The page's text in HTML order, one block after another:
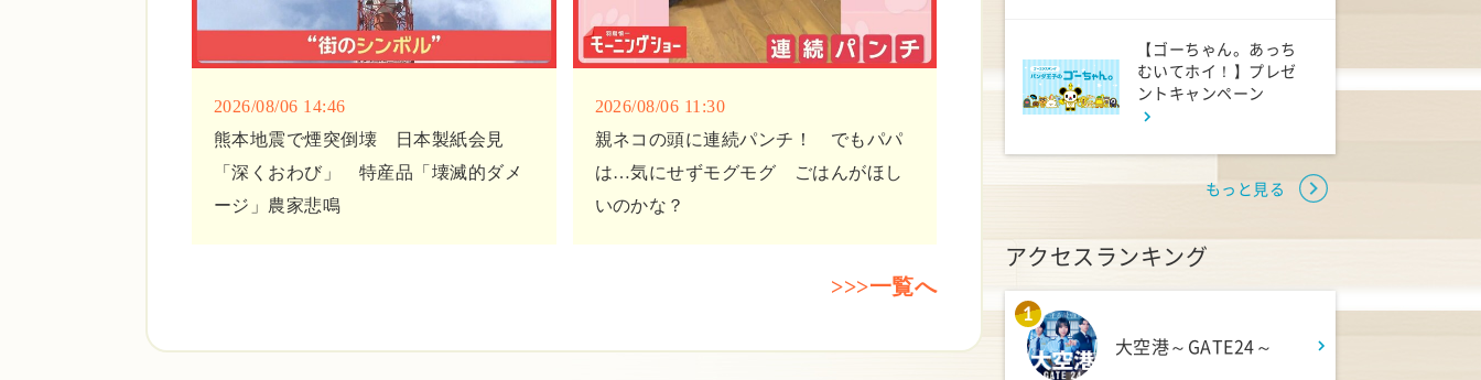
2026/08/06 14:46
熊本地震で煙突倒壊 日本製紙会見
「深くおわび」 特産品「壊滅的ダメ
ージ」農家悲鳴
2026/08/06 11:30
親ネコの頭に連続パンチ！ でもパパ
は…気にせずモグモグ ごはんがほし
いのかな？
>>>一覧へ
ANNニュース
午後 1:50
午後もじゅん散歩
午後
科捜研の女12 #3
【ゴーちゃん。あっち
むいてホイ！】プレゼ
ントキャンペーン
もっと見る
アクセスランキング
1
大空港～GATE24～